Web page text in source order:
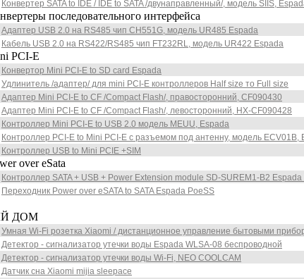
Конвертер SATA to IDE / IDE to SATA /двунаправленный/, модель SIIS,
последовательного интерфейса
Адаптер USB 2.0 на RS485 чип CH551G, модель UR485 Espada
Кабель USB 2.0 на RS422/RS485 чип FT232RL, модель UR422 Espada
E
Конвертор Mini PCI-E to SD card Espada
Удлинитель /адаптер/ для mini PCI-E контроллеров Half size то Full size
Адаптер Mini PCI-E to CF /Compact Flash/, правосторонний, CF090430
Адаптер Mini PCI-E to CF /Compact Flash/, левосторонний, HX-CF090428
Контроллер Mini PCI-E to USB 2.0 модель MEUU, Espada
Контроллер PCI-E to Mini PCI-E c разъемом под антенну, модель ECV01B,
Контроллер USB to Mini PCIE +SIM
over eSata
Контроллер SATA + USB + Power Extension module SD-SUREM1-B2 Espada
Переходник Power over eSATA to SATA Espada PoeSS
ДОМ
Умная Wi-Fi розетка Xiaomi / дистанционное управление бытовыми
Детектор - сигнализатор утечки воды Espada WLSA-08 беспроводной
Детектор - сигнализатор утечки воды Wi-Fi, NEO COOLCAM
Датчик сна Xiaomi mijia sleepace